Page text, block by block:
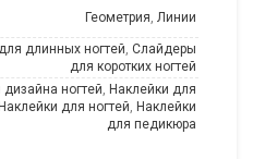
Геометрия, Линии
длинных ногтей, Слайдеры
для коротких ногтей
ногтей, Наклейки для
Наклейки для ногтей, Наклейки
для педикюра